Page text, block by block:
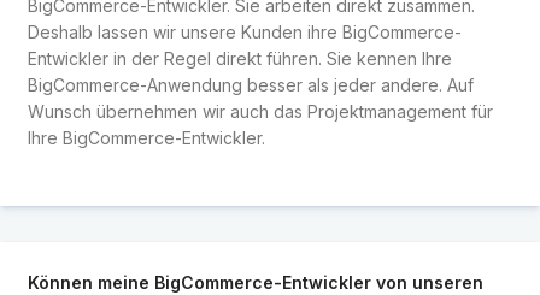
BigCommerce-Entwickler. Sie arbeiten direkt zusammen.
Deshalb lassen wir unsere Kunden ihre BigCommerce-
Entwickler in der Regel direkt führen. Sie kennen Ihre
BigCommerce-Anwendung besser als jeder andere. Auf
Wunsch übernehmen wir auch das Projektmanagement für
Ihre BigCommerce-Entwickler.
Können meine BigCommerce-Entwickler von unseren